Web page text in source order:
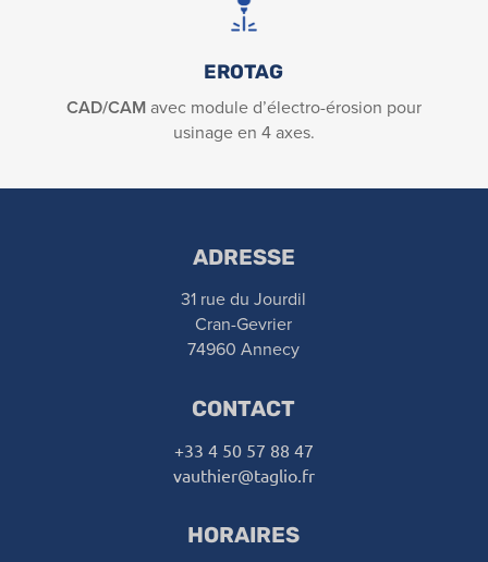
EROTAG
CAD/CAMavec module d’électro-érosion pour
usinage en 4 axes.
ADRESSE
31 rue du Jourdil
Cran-Gevrier
74960 Annecy
CONTACT
+33 4 50 57 88 47
vauthier@taglio.fr
HORAIRES